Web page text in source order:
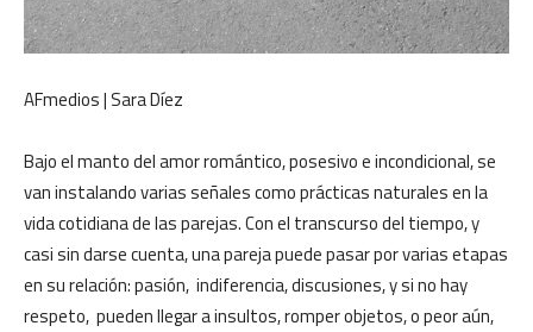
AFmedios | Sara Díez
Bajo el manto del amor romántico, posesivo e incondicional, se
van instalando varias señales como prácticas naturales en la
vida cotidiana de las parejas. Con el transcurso del tiempo, y
casi sin darse cuenta, una pareja puede pasar por varias etapas
en su relación: pasión, indiferencia, discusiones, y si no hay
respeto, pueden llegar a insultos, romper objetos, o peor aún,